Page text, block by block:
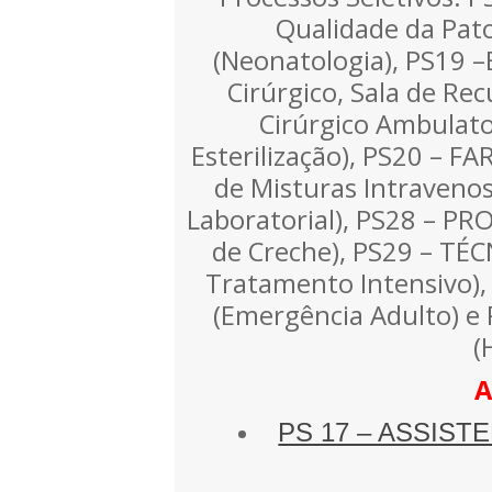
Qualidade da
(Neonatologia), PS19
Cirúrgico, Sala de
Cirúrgico
Esterilização), PS20 –
de Misturas
Laboratorial), PS28 –
de Creche), PS29 –
Tratamento Intensivo),
(Emergência Adulto) e
PS 17 –